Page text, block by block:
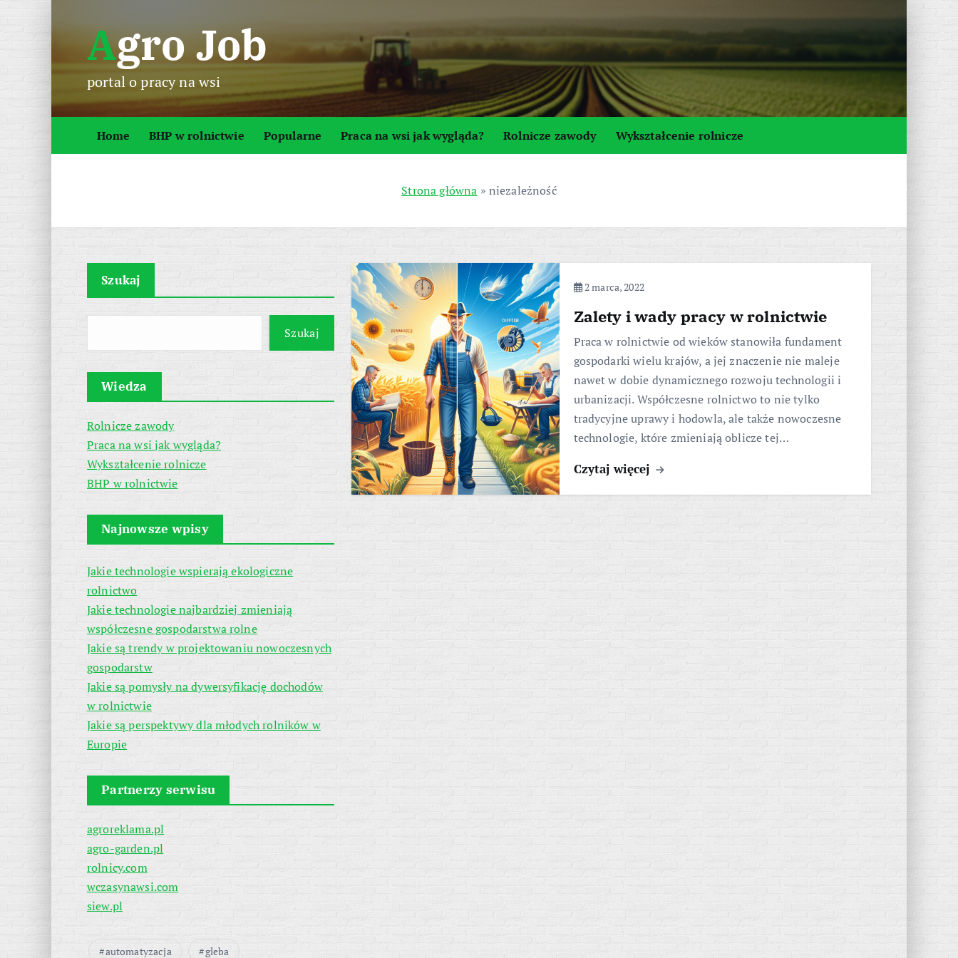
p
o
Agro Job
portal o pracy na wsi
Home BHP w rolnictwie Popularne Praca na wsi jak wygląda? Rolnicze zawody Wykształcenie rolnicze
Strona główna » niezależność
Szukaj
Szukaj
Wiedza
Rolnicze zawody
Praca na wsi jak wygląda?
Wykształcenie rolnicze
BHP w rolnictwie
Najnowsze wpisy
Jakie technologie wspierają ekologiczne
rolnictwo
Jakie technologie najbardziej zmieniają
współczesne gospodarstwa rolne
Jakie są trendy w projektowaniu nowoczesnych
gospodarstw
Jakie są pomysły na dywersyfikację dochodów
w rolnictwie
Jakie są perspektywy dla młodych rolników w
Europie
Partnerzy serwisu
agroreklama.pl
agro-garden.pl
rolnicy.com
wczasynawsi.com
siew.pl
automatyzacja gleba
2 marca, 2022
Zalety i wady pracy w rolnictwie
Praca w rolnictwie od wieków stanowiła fundament
gospodarki wielu krajów, a jej znaczenie nie maleje
nawet w dobie dynamicznego rozwoju technologii i
urbanizacji. Współczesne rolnictwo to nie tylko
tradycyjne uprawy i hodowla, ale także nowoczesne
technologie, które zmieniają oblicze tej…
Czytaj więcej